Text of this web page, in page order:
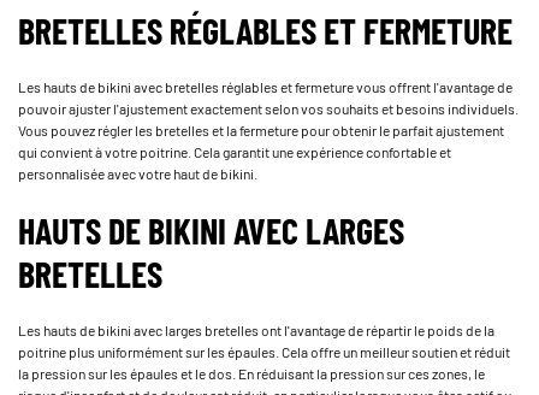
BRETELLES RÉGLABLES ET FERMETURE
Les hauts de bikini avec bretelles réglables et fermeture vous offrent l'avantage de
pouvoir ajuster l'ajustement exactement selon vos souhaits et besoins individuels.
Vous pouvez régler les bretelles et la fermeture pour obtenir le parfait ajustement
qui convient à votre poitrine. Cela garantit une expérience confortable et
personnalisée avec votre haut de bikini.
HAUTS DE BIKINI AVEC LARGES
BRETELLES
Les hauts de bikini avec larges bretelles ont l'avantage de répartir le poids de la
poitrine plus uniformément sur les épaules. Cela offre un meilleur soutien et réduit
la pression sur les épaules et le dos. En réduisant la pression sur ces zones, le